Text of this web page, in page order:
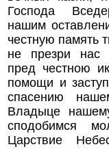
Господа
нашим
честную память
не презри нас
пред честною
помощи и
спасению
Владыце
сподобимся
Царствие